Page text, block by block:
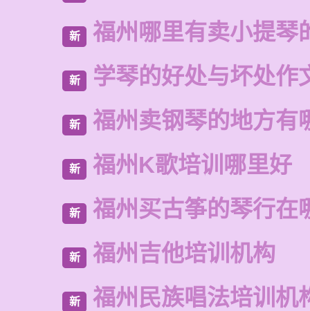
新 福州哪里有卖小提琴
新 学琴的好处与坏处作
新 福州卖钢琴的地方有
新 福州K歌培训哪里好
新 福州买古筝的琴行在
新 福州吉他培训机构
新 福州民族唱法培训机